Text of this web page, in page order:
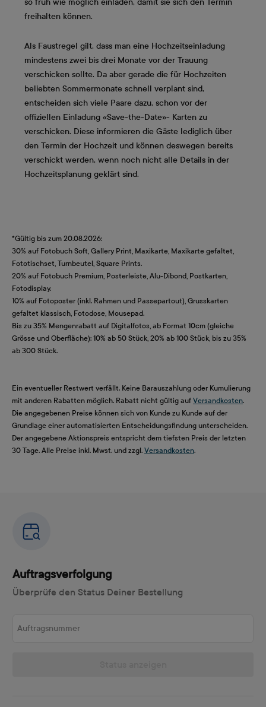
so früh wie möglich einladen, damit sie sich den Termin
freihalten können.
Als Faustregel gilt, dass man eine Hochzeitseinladung
mindestens zwei bis drei Monate vor der Trauung
verschicken sollte. Da aber gerade die für Hochzeiten
beliebten Sommermonate schnell verplant sind,
entscheiden sich viele Paare dazu, schon vor der
offiziellen Einladung «Save-the-Date»- Karten zu
verschicken. Diese informieren die Gäste lediglich über
den Termin der Hochzeit und können deswegen bereits
verschickt werden, wenn noch nicht alle Details in der
Hochzeitsplanung geklärt sind.
*Gültig bis zum 20.08.2026:
30% auf Fotobuch Soft, Gallery Print, Maxikarte, Maxikarte gefaltet,
Fototischset, Turnbeutel, Square Prints.
20% auf Fotobuch Premium, Posterleiste, Alu-Dibond, Postkarten,
Fotodisplay.
10% auf Fotoposter (inkl. Rahmen und Passepartout), Grusskarten
gefaltet klassisch, Fotodose, Mousepad.
Bis zu 35% Mengenrabatt auf Digitalfotos, ab Format 10cm (gleiche
Grösse und Oberfläche): 10% ab 50 Stück, 20% ab 100 Stück, bis zu 35%
ab 300 Stück.
Ein eventueller Restwert verfällt. Keine Barauszahlung oder Kumulierung
mit anderen Rabatten möglich. Rabatt nicht gültig auf Versandkosten.
Die angegebenen Preise können sich von Kunde zu Kunde auf der
Grundlage einer automatisierten Entscheidungsfindung unterscheiden.
Der angegebene Aktionspreis entspricht dem tiefsten Preis der letzten
30 Tage. Alle Preise inkl. Mwst. und zzgl. Versandkosten.
Auftragsverfolgung
Überprüfe den Status Deiner Bestellung